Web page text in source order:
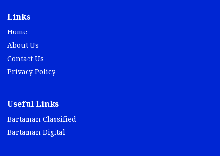
Links
Home
About Us
Contact Us
Privacy Policy
Useful Links
Bartaman Classified
Bartaman Digital